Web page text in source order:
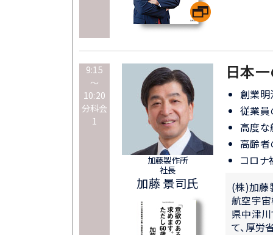
9:15
～
10:20
分科会
1
加藤製作所
社長
加藤 景司氏
日本
創業明
従業員
高度な
高齢者
コロナ
(株)加
航空宇
県中津
て、厚労